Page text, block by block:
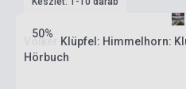
50%
Volker Klüpfel: Himmelhorn:
Hörbuch